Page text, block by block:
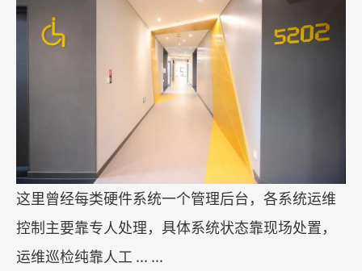
这里曾经每类硬件系统一个管理后台，各系统运维
控制主要靠专人处理，具体系统状态靠现场处置，
运维巡检纯靠人工 ... ...